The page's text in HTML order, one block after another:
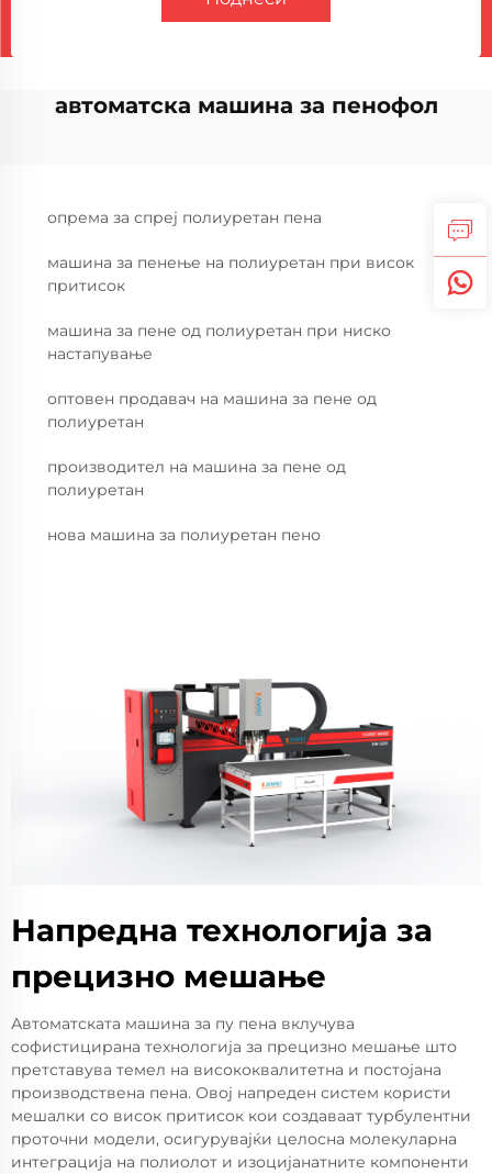
автоматска машина за пенофол
опрема за спреј полиуретан пена
машина за пенење на полиуретан при висок
притисок
машина за пене од полиуретан при ниско
настапување
оптовен продавач на машина за пене од
полиуретан
производител на машина за пене од
полиуретан
нова машина за полиуретан пено
Напредна технологија за
прецизно мешање
Автоматската машина за пу пена вклучува
софистицирана технологија за прецизно мешање што
претставува темел на висококвалитетна и постојана
производствена пена. Овој напреден систем користи
мешалки со висок притисок кои создаваат турбулентни
проточни модели, осигурувајќи целосна молекуларна
интеграција на полиолот и изоцијанатните компоненти